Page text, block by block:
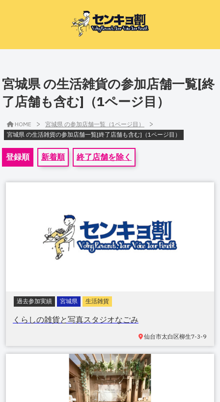
宮城県 の生活雑貨の参加店舗一覧[終
了店舗も含む]（1ページ目）
HOME > 宮城県 の参加店舗一覧（1ページ目） >
宮城県 の生活雑貨の参加店舗一覧[終了店舗も含む]（1ページ目）
登録順 新着順 終了店舗を除く
過去参加実績 宮城県 生活雑貨
くらしの雑貨と写真スタジオなごみ
仙台市太白区柳生7-3-9